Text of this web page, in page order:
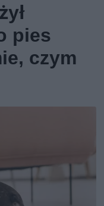
pies
czym